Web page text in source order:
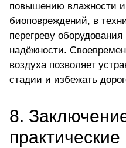
повышению влажности
биоповреждений, в
перегреву
надёжности.
воздуха позволяет
стадии и избежать
8.